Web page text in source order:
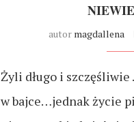
autor magdallena
Żyli długo i
w bajce…jednak życie